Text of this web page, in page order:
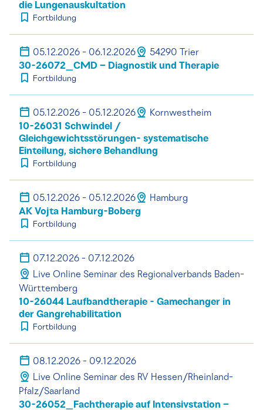
die Lungenauskultation
Fortbildung
05.12.2026 - 06.12.2026 54290 Trier
30-26072_CMD – Diagnostik und Therapie
Fortbildung
05.12.2026 - 05.12.2026 Kornwestheim
10-26031 Schwindel /
Gleichgewichtsstörungen- systematische
Einteilung, sichere Behandlung
Fortbildung
05.12.2026 - 05.12.2026 Hamburg
AK Vojta Hamburg-Boberg
Fortbildung
07.12.2026 - 07.12.2026
Live Online Seminar des Regionalverbands Baden-
Württemberg
10-26044 Laufbandtherapie - Gamechanger in
der Gangrehabilitation
Fortbildung
08.12.2026 - 09.12.2026
Live Online Seminar des RV Hessen/Rheinland-
Pfalz/Saarland
30-26052_Fachtherapie auf Intensivstation –